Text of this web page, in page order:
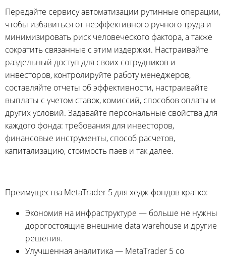
Передайте сервису автоматизации рутинные операции,
чтобы избавиться от неэффективного ручного труда и
минимизировать риск человеческого фактора, а также
сократить связанные с этим издержки. Настраивайте
раздельный доступ для своих сотрудников и
инвесторов, контролируйте работу менеджеров,
составляйте отчеты об эффективности, настраивайте
выплаты с учетом ставок, комиссий, способов оплаты и
других условий. Задавайте персональные свойства для
каждого фонда: требования для инвесторов,
финансовые инструменты, способ расчетов,
капитализацию, стоимость паев и так далее.
Преимущества MetaTrader 5 для хедж-фондов кратко:
Экономия на инфраструктуре — больше не нужны
дорогостоящие внешние data warehouse и другие
решения.
Улучшенная аналитика — MetaTrader 5 со